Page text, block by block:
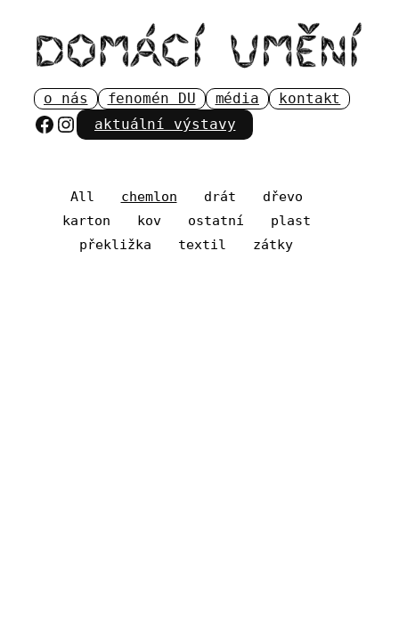
obsah
o nás fenomén DU média kontakt
Facebook
Instagram
aktuální výstavy
All chemlon drát
dřevo
karton
kov ostatní
plast
překližka
textil zátky